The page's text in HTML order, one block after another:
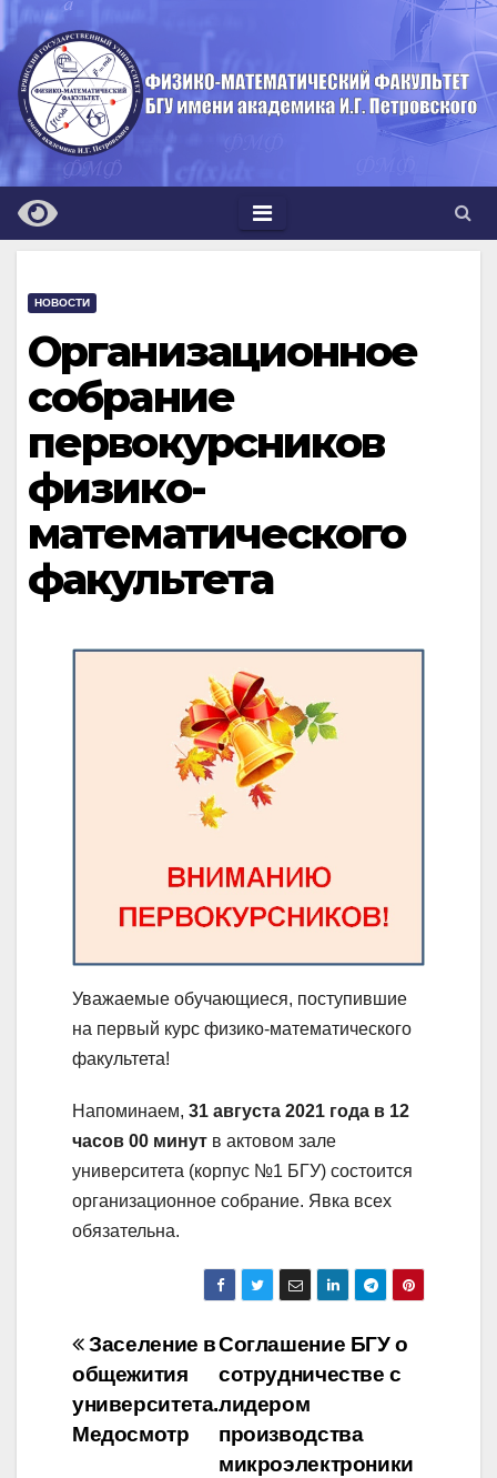
Перейти
к
содержимому
НОВОСТИ
Организационное
собрание
первокурсников
физико-
математического
факультета
Уважаемые обучающиеся, поступившие
на первый курс физико-математического
факультета!
Напоминаем, 31 августа 2021 года в 12
часов 00 минут в актовом зале
университета (корпус №1 БГУ) состоится
организационное собрание. Явка всех
обязательна.
Навигация
по
записям
Соглашение БГУ о
сотрудничестве с
лидером
производства
микроэлектроники
Заселение в
общежития
университета.
Медосмотр